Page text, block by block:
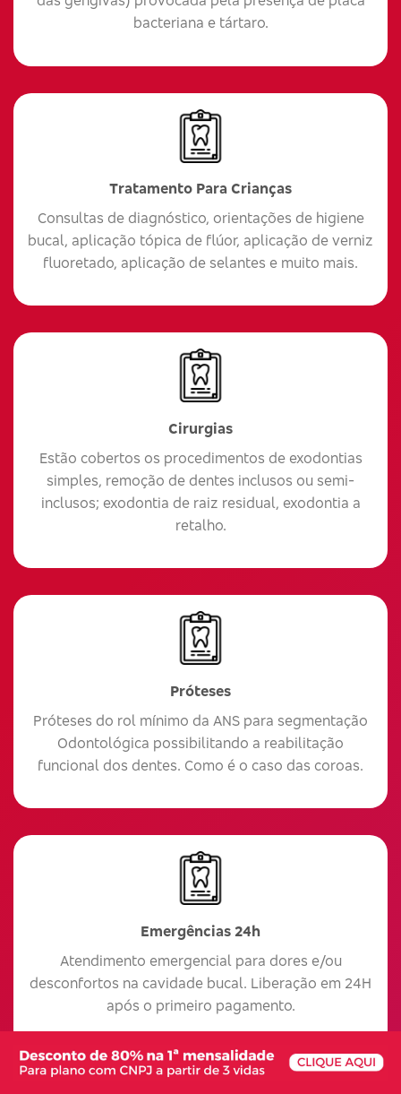
bacteriana e tártaro.
Tratamento Para Crianças
Consultas de diagnóstico, orientações de higiene
bucal, aplicação tópica de flúor, aplicação de verniz
fluoretado, aplicação de selantes e muito mais.
Cirurgias
Estão cobertos os procedimentos de exodontias
simples, remoção de dentes inclusos ou semi-
inclusos; exodontia de raiz residual, exodontia a
retalho.
Próteses
Próteses do rol mínimo da ANS para segmentação
Odontológica possibilitando a reabilitação
funcional dos dentes. Como é o caso das coroas.
Emergências 24h
Atendimento emergencial para dores e/ou
desconfortos na cavidade bucal. Liberação em 24H
após o primeiro pagamento.